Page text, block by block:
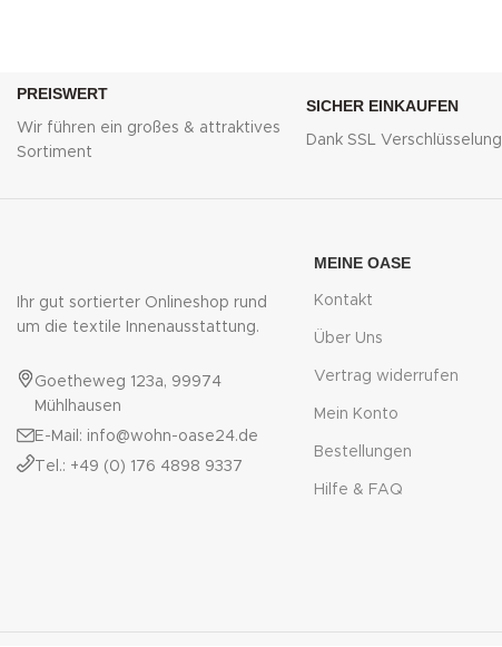
PREISWERT
Wir führen ein großes & attraktives
Sortiment
SICHER EINKAUFEN
Dank SSL Verschlüsselung
Ihr gut sortierter Onlineshop rund
um die textile Innenausstattung.
Goetheweg 123a, 99974
Mühlhausen
E-Mail: info@wohn-oase24.de
Tel.: +49 (0) 176 4898 9337
MEINE OASE
Kontakt
Über Uns
Vertrag widerrufen
Mein Konto
Bestellungen
Hilfe & FAQ